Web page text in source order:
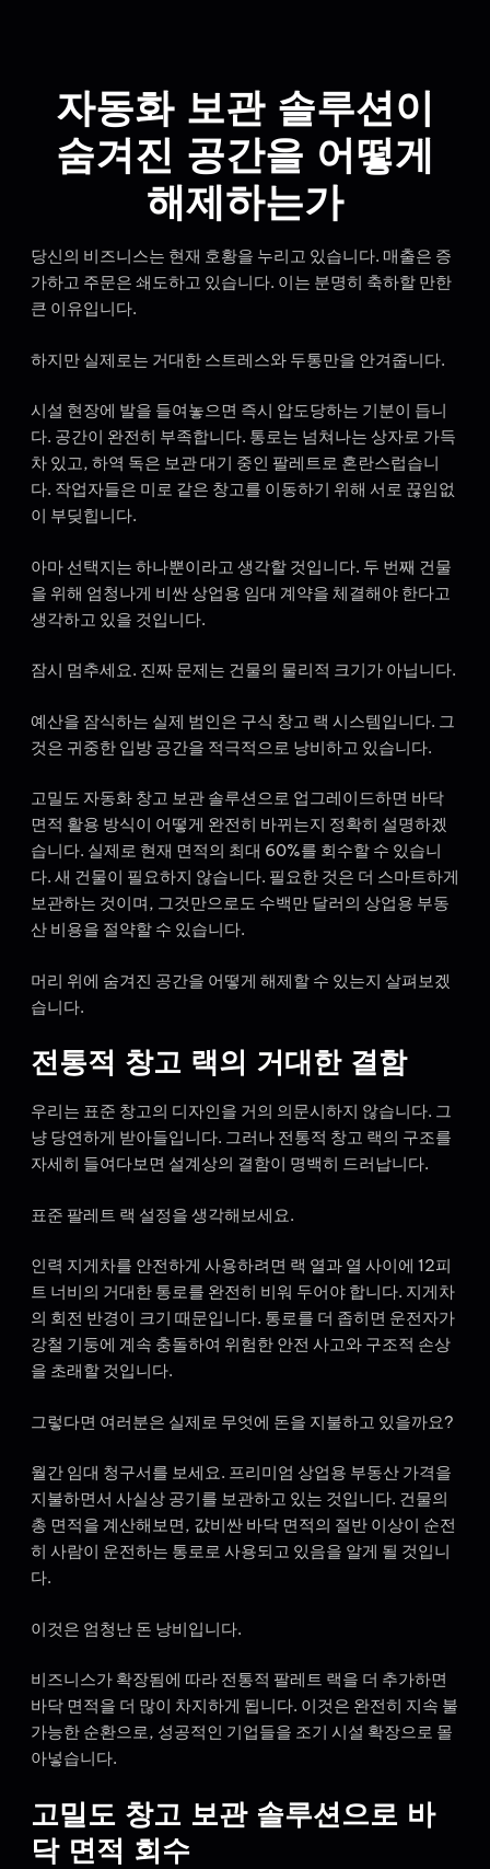
자동화 보관 솔루션이
숨겨진 공간을 어떻게
해제하는가
당신의 비즈니스는 현재 호황을 누리고 있습니다. 매출은 증
가하고 주문은 쇄도하고 있습니다. 이는 분명히 축하할 만한
큰 이유입니다.
하지만 실제로는 거대한 스트레스와 두통만을 안겨줍니다.
시설 현장에 발을 들여놓으면 즉시 압도당하는 기분이 듭니
다. 공간이 완전히 부족합니다. 통로는 넘쳐나는 상자로 가득
차 있고, 하역 독은 보관 대기 중인 팔레트로 혼란스럽습니
다. 작업자들은 미로 같은 창고를 이동하기 위해 서로 끊임없
이 부딪힙니다.
아마 선택지는 하나뿐이라고 생각할 것입니다. 두 번째 건물
을 위해 엄청나게 비싼 상업용 임대 계약을 체결해야 한다고
생각하고 있을 것입니다.
잠시 멈추세요. 진짜 문제는 건물의 물리적 크기가 아닙니다.
예산을 잠식하는 실제 범인은 구식 창고 랙 시스템입니다. 그
것은 귀중한 입방 공간을 적극적으로 낭비하고 있습니다.
고밀도 자동화 창고 보관 솔루션으로 업그레이드하면 바닥
면적 활용 방식이 어떻게 완전히 바뀌는지 정확히 설명하겠
습니다. 실제로 현재 면적의 최대 60%를 회수할 수 있습니
다. 새 건물이 필요하지 않습니다. 필요한 것은 더 스마트하게
보관하는 것이며, 그것만으로도 수백만 달러의 상업용 부동
산 비용을 절약할 수 있습니다.
머리 위에 숨겨진 공간을 어떻게 해제할 수 있는지 살펴보겠
습니다.
전통적 창고 랙의 거대한 결함
우리는 표준 창고의 디자인을 거의 의문시하지 않습니다. 그
냥 당연하게 받아들입니다. 그러나 전통적 창고 랙의 구조를
자세히 들여다보면 설계상의 결함이 명백히 드러납니다.
표준 팔레트 랙 설정을 생각해보세요.
인력 지게차를 안전하게 사용하려면 랙 열과 열 사이에 12피
트 너비의 거대한 통로를 완전히 비워 두어야 합니다. 지게차
의 회전 반경이 크기 때문입니다. 통로를 더 좁히면 운전자가
강철 기둥에 계속 충돌하여 위험한 안전 사고와 구조적 손상
을 초래할 것입니다.
그렇다면 여러분은 실제로 무엇에 돈을 지불하고 있을까요?
월간 임대 청구서를 보세요. 프리미엄 상업용 부동산 가격을
지불하면서 사실상 공기를 보관하고 있는 것입니다. 건물의
총 면적을 계산해보면, 값비싼 바닥 면적의 절반 이상이 순전
히 사람이 운전하는 통로로 사용되고 있음을 알게 될 것입니
다.
이것은 엄청난 돈 낭비입니다.
비즈니스가 확장됨에 따라 전통적 팔레트 랙을 더 추가하면
바닥 면적을 더 많이 차지하게 됩니다. 이것은 완전히 지속 불
가능한 순환으로, 성공적인 기업들을 조기 시설 확장으로 몰
아넣습니다.
고밀도 창고 보관 솔루션으로 바
닥 면적 회수